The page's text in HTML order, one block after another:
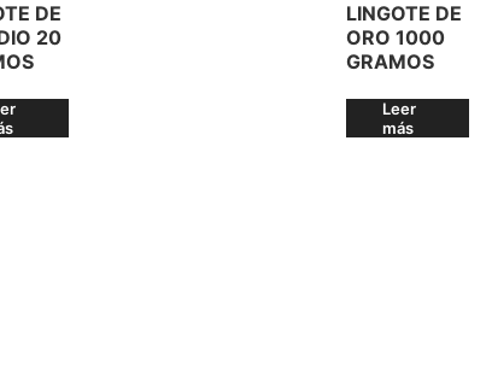
DE
20
LINGOTE DE
ORO 1000
GRAMOS
Leer
más